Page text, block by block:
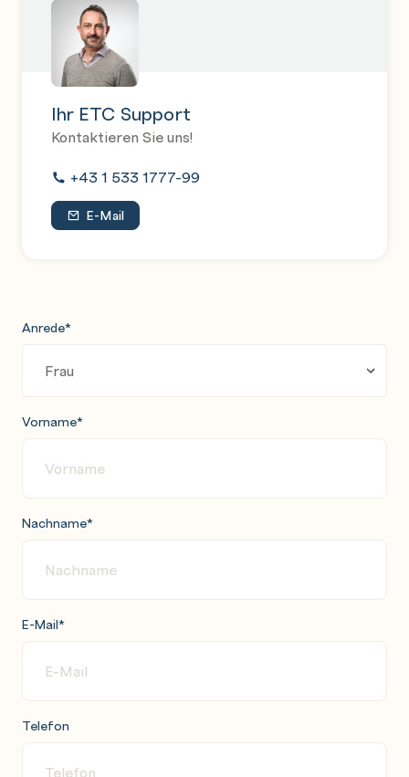
Lab Tasks
Deploy an ElasticXL Security Gateway Cluster
Ihr ETC Support
Kontaktieren Sie uns!
+43 1 533 1777-99
E-Mail
Anrede*
Vorname*
Nachname*
E-Mail*
Telefon